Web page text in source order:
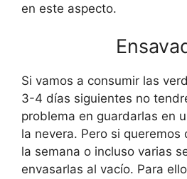
en este aspecto.
Si vamos a consumir las
3-4 días siguientes no
problema en guardarlas en
la nevera. Pero si queremos
la semana o incluso varias
envasarlas al vacío. Para